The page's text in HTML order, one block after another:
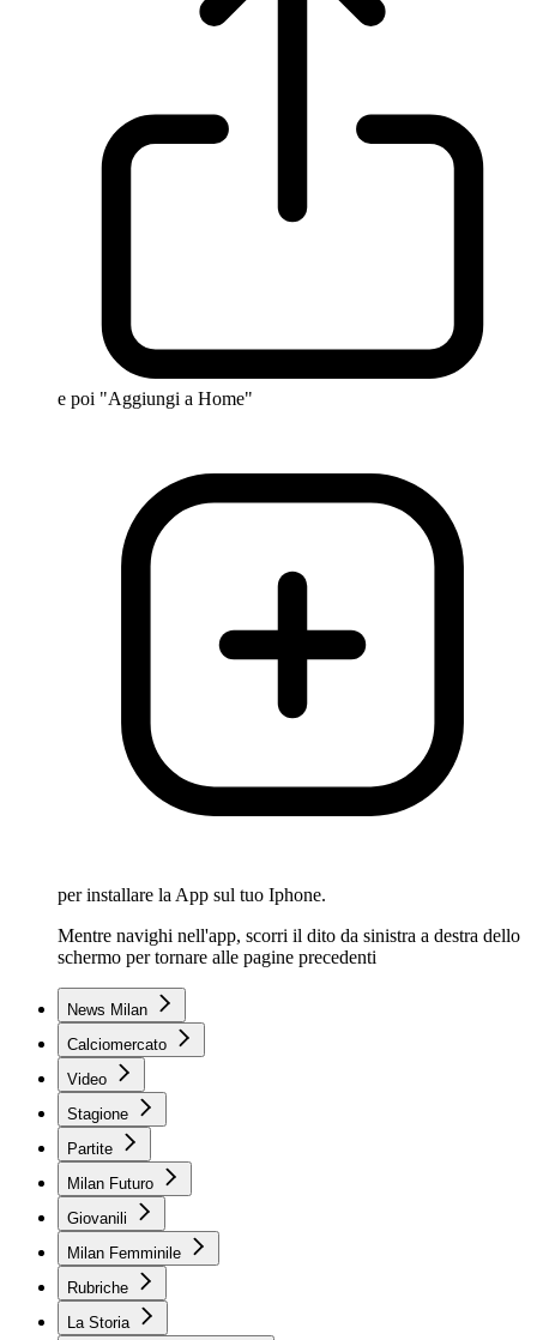
e poi "Aggiungi a Home"
per installare la App sul tuo Iphone.
Mentre navighi nell'app, scorri il dito da sinistra a destra dello
schermo per tornare alle pagine precedenti
News Milan
Calciomercato
Video
Stagione
Partite
Milan Futuro
Giovanili
Milan Femminile
Rubriche
La Storia